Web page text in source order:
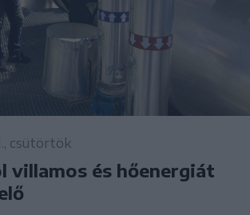
csütörtök
villamos és hőenergiát